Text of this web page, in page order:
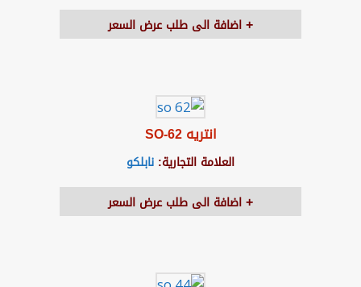
اضافة الى طلب عرض السعر
انتريه SO-62
العلامة التجارية: نابلكو
اضافة الى طلب عرض السعر